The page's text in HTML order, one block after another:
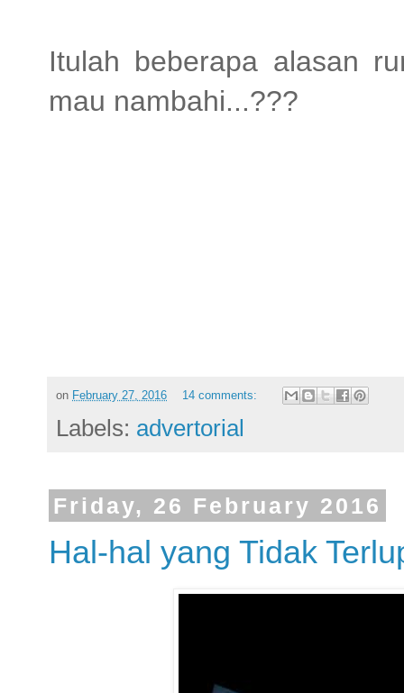
Itulah beberapa alasan
mau nambahi...???
on February 27, 2016 14 comments:
Labels: advertorial
Friday, 26 February 2016
Hal-hal yang Tidak